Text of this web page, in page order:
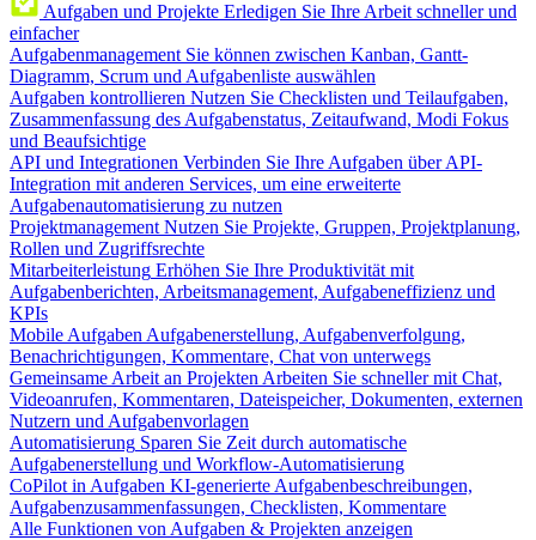
Aufgaben und Projekte Erledigen Sie Ihre Arbeit schneller und
einfacher
Aufgabenmanagement Sie können zwischen Kanban, Gantt-
Diagramm, Scrum und Aufgabenliste auswählen
Aufgaben kontrollieren Nutzen Sie Checklisten und Teilaufgaben,
Zusammenfassung des Aufgabenstatus, Zeitaufwand, Modi Fokus
und Beaufsichtige
API und Integrationen Verbinden Sie Ihre Aufgaben über API-
Integration mit anderen Services, um eine erweiterte
Aufgabenautomatisierung zu nutzen
Projektmanagement Nutzen Sie Projekte, Gruppen, Projektplanung,
Rollen und Zugriffsrechte
Mitarbeiterleistung Erhöhen Sie Ihre Produktivität mit
Aufgabenberichten, Arbeitsmanagement, Aufgabeneffizienz und
KPIs
Mobile Aufgaben Aufgabenerstellung, Aufgabenverfolgung,
Benachrichtigungen, Kommentare, Chat von unterwegs
Gemeinsame Arbeit an Projekten Arbeiten Sie schneller mit Chat,
Videoanrufen, Kommentaren, Dateispeicher, Dokumenten, externen
Nutzern und Aufgabenvorlagen
Automatisierung Sparen Sie Zeit durch automatische
Aufgabenerstellung und Workflow-Automatisierung
CoPilot in Aufgaben KI-generierte Aufgabenbeschreibungen,
Aufgabenzusammenfassungen, Checklisten, Kommentare
Alle Funktionen von Aufgaben & Projekten anzeigen